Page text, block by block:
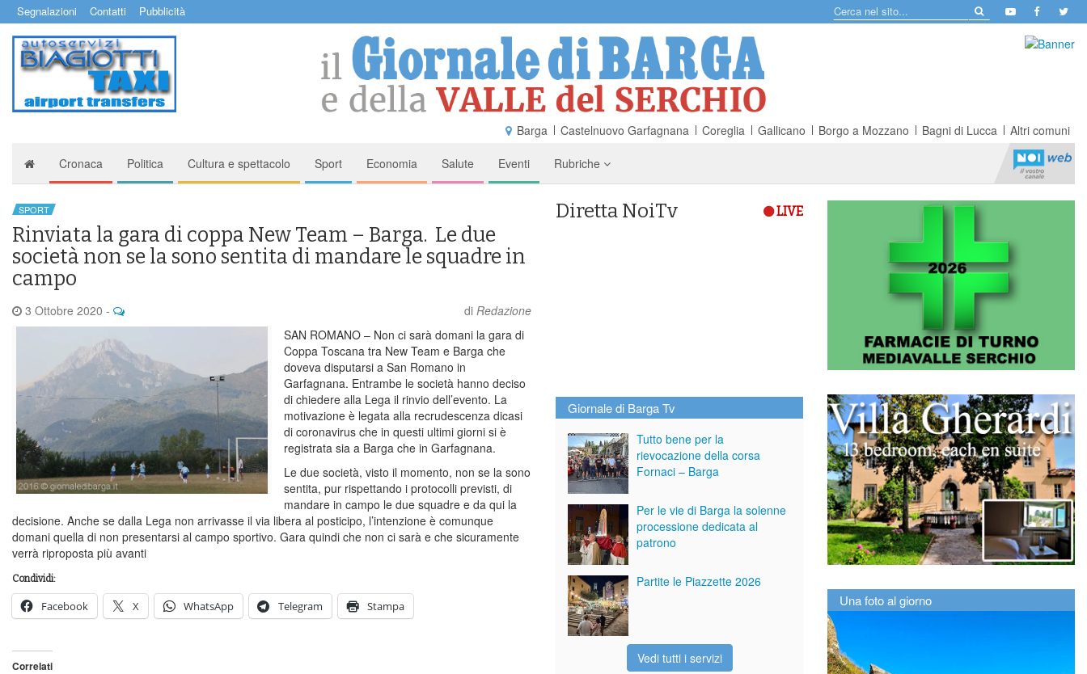
Segnalazioni Contatti Pubblicità
Barga Castelnuovo Garfagnana Coreglia Gallicano Borgo a Mozzano Bagni di Lucca Altri comuni
Cronaca Politica Cultura e spettacolo Sport Economia Salute Eventi Rubriche
SPORT
Rinviata la gara di coppa New Team – Barga. Le due
società non se la sono sentita di mandare le squadre in
campo
3 Ottobre 2020 - di Redazione
SAN ROMANO – Non ci sarà domani la gara di
Coppa Toscana tra New Team e Barga che
doveva disputarsi a San Romano in
Garfagnana. Entrambe le società hanno deciso
di chiedere alla Lega il rinvio dell’evento. La
motivazione è legata alla recrudescenza dicasi
di coronavirus che in questi ultimi giorni si è
registrata sia a Barga che in Garfagnana.
Le due società, visto il momento, non se la sono
sentita, pur rispettando i protocolli previsti, di
mandare in campo le due squadre e da qui la
decisione. Anche se dalla Lega non arrivasse il via libera al posticipo, l’intenzione è comunque
domani quella di non presentarsi al campo sportivo. Gara quindi che non ci sarà e che sicuramente
verrà riproposta più avanti
Condividi:
Facebook X WhatsApp Telegram Stampa
Correlati
Diretta NoiTv LIVE
Giornale di Barga Tv
Tutto bene per la
rievocazione della corsa
Fornaci – Barga
Per le vie di Barga la solenne
processione dedicata al
patrono
Partite le Piazzette 2026
Vedi tutti i servizi
Una foto al giorno